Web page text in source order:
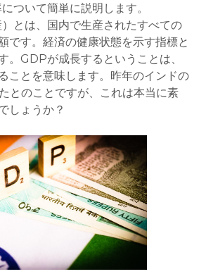
ついて簡単に説明します。
とは、国内で生産されたすべての
です。経済の健康状態を示す指標と
。GDPが成長するということは、
ことを意味します。昨年のインドの
とのことですが、これは本当に素
しょうか？